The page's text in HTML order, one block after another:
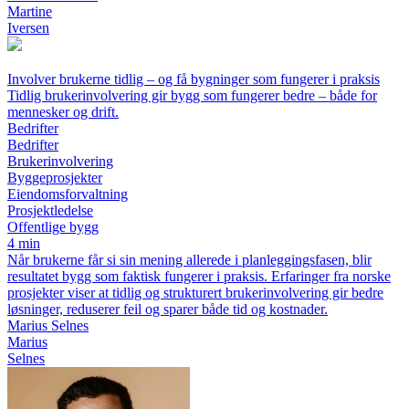
Martine
Iversen
Involver brukerne tidlig – og få bygninger som fungerer i praksis
Tidlig brukerinvolvering gir bygg som fungerer bedre – både for
mennesker og drift.
Bedrifter
Bedrifter
Brukerinvolvering
Byggeprosjekter
Eiendomsforvaltning
Prosjektledelse
Offentlige bygg
4 min
Når brukerne får si sin mening allerede i planleggingsfasen, blir
resultatet bygg som faktisk fungerer i praksis. Erfaringer fra norske
prosjekter viser at tidlig og strukturert brukerinvolvering gir bedre
løsninger, reduserer feil og sparer både tid og kostnader.
Marius Selnes
Marius
Selnes